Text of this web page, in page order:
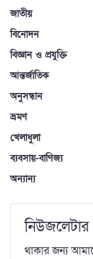
জাতীয়
বিনোদন
বিজ্ঞান ও প্রযুক্তি
আন্তর্জাতিক
অনুসন্ধান
ভ্রমণ
খেলাধুলা
ব্যবসায়-বাণিজ্য
অন্যান্য
নিউজলেটার
থাকার জন্য